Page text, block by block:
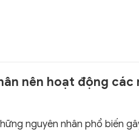
nên hoạt động các
nguyên nhân phổ biến